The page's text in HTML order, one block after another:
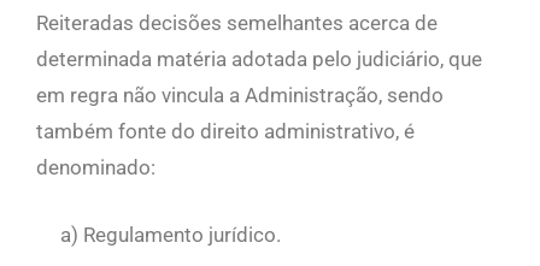
Reiteradas decisões semelhantes acerca de
determinada matéria adotada pelo judiciário, que
em regra não vincula a Administração, sendo
também fonte do direito administrativo, é
denominado:
a) Regulamento jurídico.